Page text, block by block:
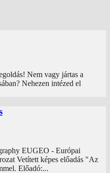
Nem vagy jártas a
Nehezen intézed el
EUGEO - Európai
Vetített képes előadás "Az
Előadó:...